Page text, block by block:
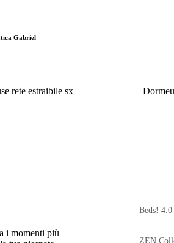
Gabriel
rete estraibile sx
i momenti più
Beds!
ZEN